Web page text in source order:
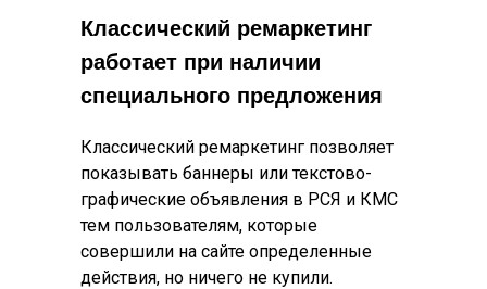
Классический ремаркетинг
работает при наличии
специального предложения
Классический ремаркетинг позволяет
показывать баннеры или текстово-
графические объявления в РСЯ и КМС
тем пользователям, которые
совершили на сайте определенные
действия, но ничего не купили.